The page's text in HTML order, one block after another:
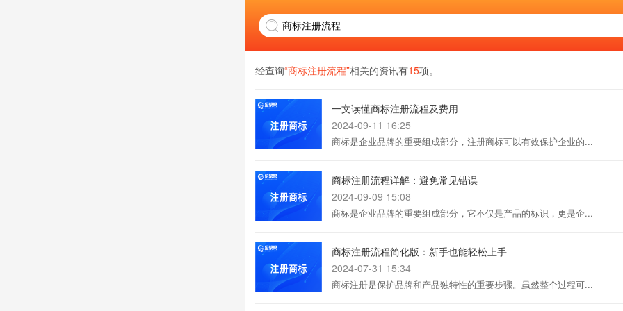
经查询“商标注册流程”相关的资讯有15项。
一文读懂商标注册流程及费用
2024-09-11 16:25
商标是企业品牌的重要组成部分，注册商标可以有效保护企业的...
商标注册流程详解：避免常见错误
2024-09-09 15:08
商标是企业品牌的重要组成部分，它不仅是产品的标识，更是企...
商标注册流程简化版：新手也能轻松上手
2024-07-31 15:34
商标注册是保护品牌和产品独特性的重要步骤。虽然整个过程可...